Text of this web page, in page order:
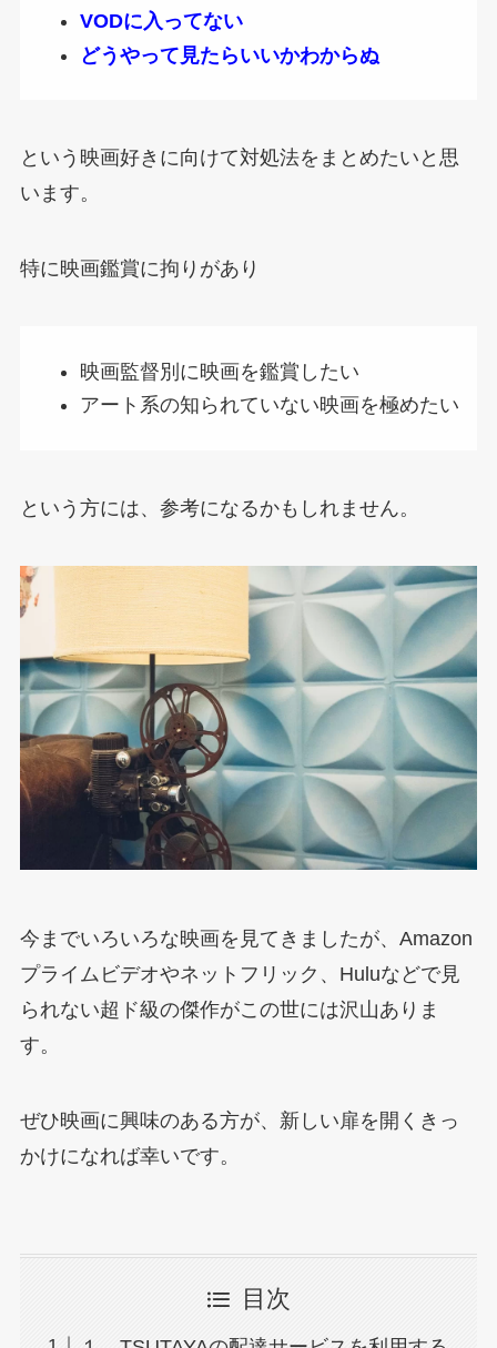
VODに入ってない
どうやって見たらいいかわからぬ
という映画好きに向けて対処法をまとめたいと思
います。
特に映画鑑賞に拘りがあり
映画監督別に映画を鑑賞したい
アート系の知られていない映画を極めたい
という方には、参考になるかもしれません。
今までいろいろな映画を見てきましたが、Amazon
プライムビデオやネットフリック、Huluなどで見
られない超ド級の傑作がこの世には沢山ありま
す。
ぜひ映画に興味のある方が、新しい扉を開くきっ
かけになれば幸いです。
目次